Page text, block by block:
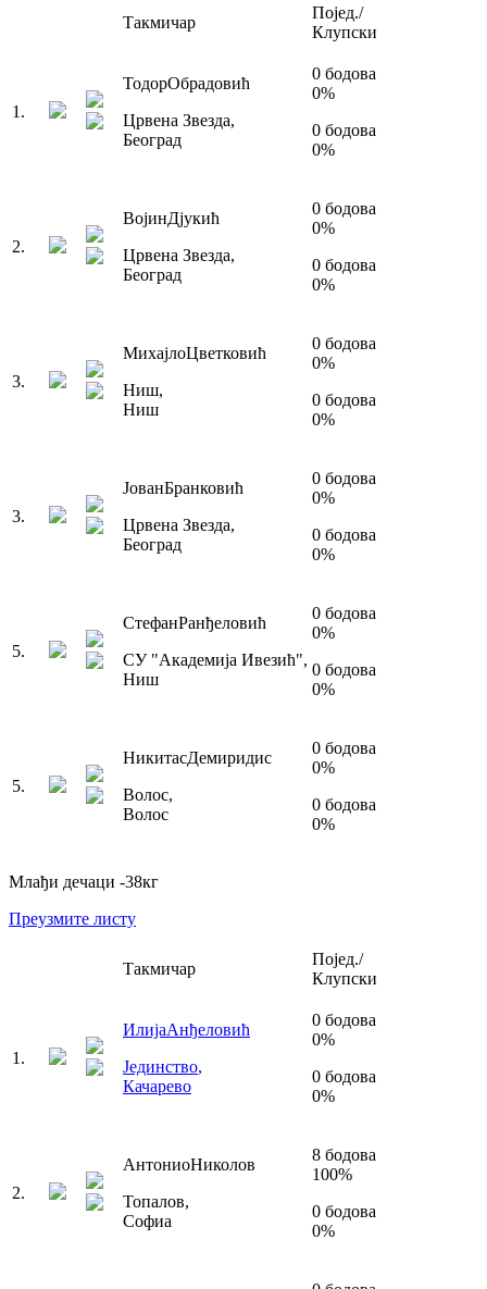
Такмичар
Појед./
Клупски
1 .
ТодорОбрадовић
Црвена Звезда,
Београд
0 бодова
0%
0 бодова
0%
2.
ВојинДјукић
Црвена Звезда,
Београд
0 бодова
0%
0 бодова
0%
3.
МихајлоЦветковић
Ниш,
Ниш
0 бодова
0%
0 бодова
0%
3.
ЈованБранковић
Црвена Звезда,
Београд
0 бодова
0%
0 бодова
0%
5.
СтефанРанђеловић
СУ "Академија Ивезић",
Ниш
0 бодова
0%
0 бодова
0%
5.
НикитасДемиридис
Волос,
Волос
0 бодова
0%
0 бодова
0%
Млађи дечаци -38кг
Преузмите листу
Такмичар
Појед./
Клупски
1 .
ИлијаАнђеловић
Јединство,
Качарево
0 бодова
0%
0 бодова
0%
2.
АнтониоНиколов
Топалов,
Софиа
8 бодова
100%
0 бодова
0%